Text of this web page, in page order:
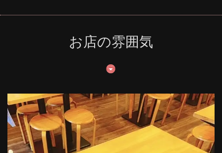
お店の雰囲気